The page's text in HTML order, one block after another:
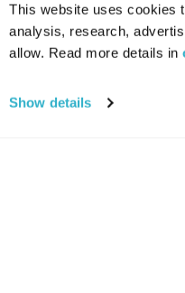
This website uses cookies
analysis, research,
allow. Read more details in
Show details